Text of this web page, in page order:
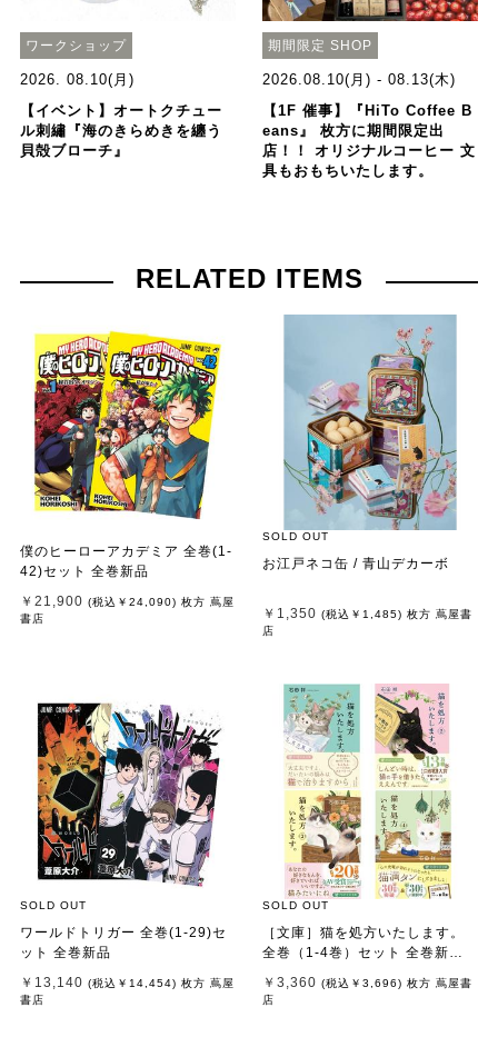
ワークショップ
2026. 08.10(月)
【イベント】オートクチュー
ル刺繡『海のきらめきを纏う
貝殻ブローチ』
期間限定 SHOP
2026.08.10(月) - 08.13(木)
【1F 催事】『HiTo Coffee B
eans』 枚方に期間限定出
店！！ オリジナルコーヒー 文
具もおもちいたします。
RELATED ITEMS
僕のヒーローアカデミア 全巻(1-
42)セット 全巻新品
￥21,900 (税込 ￥24,090) 枚方 蔦屋
書店
SOLD OUT
お江戸ネコ缶 / 青山デカーボ
￥1,350 (税込 ￥1,485) 枚方 蔦屋書
店
SOLD OUT
ワールドトリガー 全巻(1-29)セ
ット 全巻新品
￥13,140 (税込 ￥14,454) 枚方 蔦屋
書店
SOLD OUT
［文庫］猫を処方いたします。
全巻（1-4巻）セット 全巻新品 /
￥3,360 (税込 ￥3,696) 枚方 蔦屋書
店